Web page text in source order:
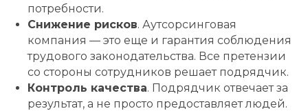
потребности.
Снижение рисков. Аутсорсинговая
компания — это еще и гарантия соблюдения
трудового законодательства. Все претензии
со стороны сотрудников решает подрядчик.
Контроль качества. Подрядчик отвечает за
результат, а не просто предоставляет людей.